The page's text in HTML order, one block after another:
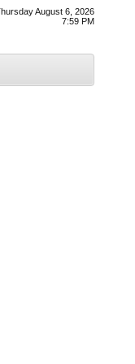
August 6, 2026
7:59 PM